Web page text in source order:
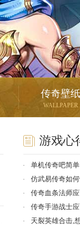
传奇壁纸
WALLPAPER
游戏心
单机传奇吧简
仿武易传奇如
传奇血条法师
传奇手游战士
天裂英雄合击,